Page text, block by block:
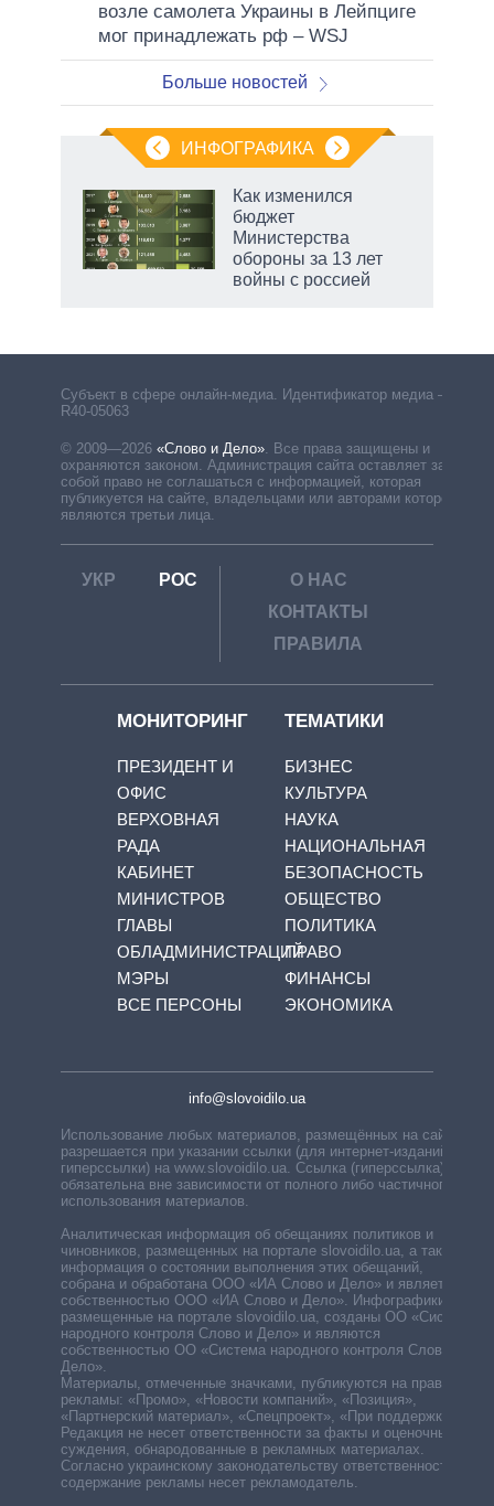
возле самолета Украины в Лейпциге
мог принадлежать рф – WSJ
Больше новостей
ИНФОГРАФИКА
Как изменился
бюджет
Министерства
обороны за 13 лет
войны с россией
Субъект в сфере онлайн-медиа. Идентификатор медиа –
R40-05063
© 2009—2026 «Слово и Дело». Все права защищены и
охраняются законом. Администрация сайта оставляет за
собой право не соглашаться с информацией, которая
публикуется на сайте, владельцами или авторами которой
являются третьи лица.
УКР РОС
О НАС
КОНТАКТЫ
ПРАВИЛА
МОНИТОРИНГ
ПРЕЗИДЕНТ И
ОФИС
ВЕРХОВНАЯ
РАДА
КАБИНЕТ
МИНИСТРОВ
ГЛАВЫ
ОБЛАДМИНИСТРАЦИЙ
МЭРЫ
ВСЕ ПЕРСОНЫ
ТЕМАТИКИ
БИЗНЕС
КУЛЬТУРА
НАУКА
НАЦИОНАЛЬНАЯ
БЕЗОПАСНОСТЬ
ОБЩЕСТВО
ПОЛИТИКА
ПРАВО
ФИНАНСЫ
ЭКОНОМИКА
info@slovoidilo.ua
Использование любых материалов, размещённых на сайте,
разрешается при указании ссылки (для интернет-изданий —
гиперссылки) на www.slovoidilo.ua. Ссылка (гиперссылка)
обязательна вне зависимости от полного либо частичного
использования материалов.
Аналитическая информация об обещаниях политиков и
чиновников, размещенных на портале slovoidilo.ua, а также
информация о состоянии выполнения этих обещаний,
собрана и обработана ООО «ИА Слово и Дело» и является
собственностью ООО «ИА Слово и Дело». Инфографики,
размещенные на портале slovoidilo.ua, созданы ОО «Система
народного контроля Слово и Дело» и являются
собственностью ОО «Система народного контроля Слово и
Дело».
Материалы, отмеченные значками, публикуются на правах
рекламы: «Промо», «Новости компаний», «Позиция»,
«Партнерский материал», «Спецпроект», «При поддержке».
Редакция не несет ответственности за факты и оценочные
суждения, обнародованные в рекламных материалах.
Согласно украинскому законодательству ответственность за
содержание рекламы несет рекламодатель.